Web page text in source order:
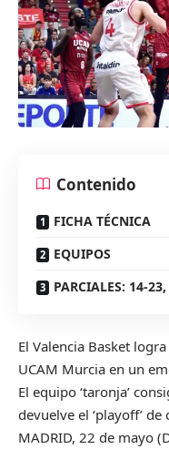
Contenido
FICHA TÉCNICA
EQUIPOS
PARCIALES: 14-
El Valencia Basket
UCAM Murcia en un
El equipo ‘taronja’
devuelve el ‘playoff’
MADRID, 22 de mayo